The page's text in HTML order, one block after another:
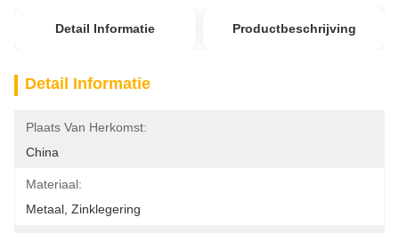
Detail Informatie Productbeschrijving
Detail Informatie
Plaats Van Herkomst:
China
Materiaal:
Metaal, Zinklegering